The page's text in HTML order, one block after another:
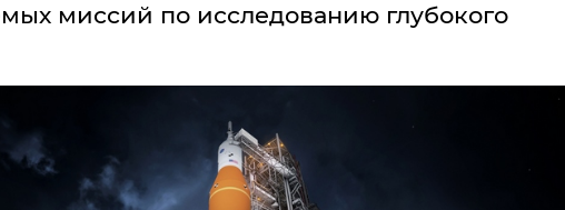
миссий по исследованию глубокого